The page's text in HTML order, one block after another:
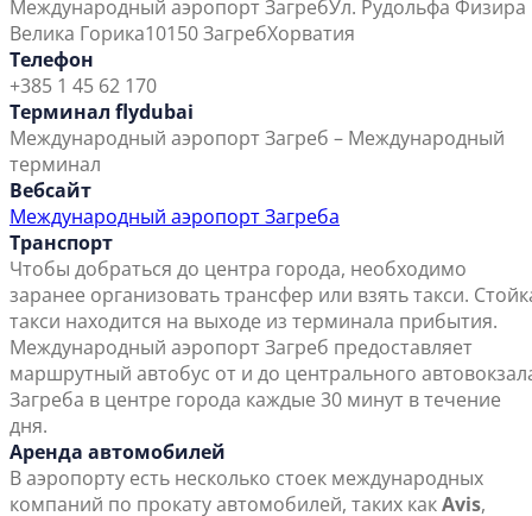
Международный аэропорт ЗагребУл. Рудольфа Физира
Велика Горика10150 ЗагребХорватия
Телефон
+385 1 45 62 170
Терминал flydubai
Международный аэропорт Загреб – Международный
терминал
Вебсайт
Международный аэропорт Загреба
Транспорт
Чтобы добраться до центра города, необходимо
заранее организовать трансфер или взять такси.
такси находится на выходе из терминала прибытия.
Международный аэропорт Загреб предоставляет
маршрутный автобус от и до центрального
Загреба в центре города каждые 30 минут в течение
дня.
Аренда автомобилей
В аэропорту есть несколько стоек международных
компаний по прокату автомобилей, таких какAvis,